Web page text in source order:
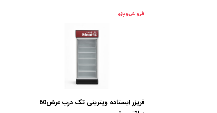
فروش ویژه
فریزر ایستاده ویترینی تک درب عرض60